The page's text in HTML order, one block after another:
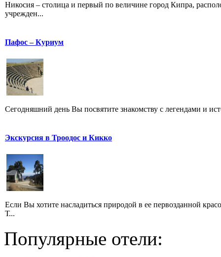
Никосия – столица и первый по величине город Кипра,
учрежден...
Пафос – Куриум
Сегодняшний день Вы посвятите знакомству с легендами и
Экскурсия в Троодос и Кикко
Если Вы хотите насладиться природой в ее первозданной
Т...
Популярные отели: